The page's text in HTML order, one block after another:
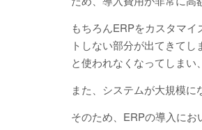
もちろんERPをカスタマ
トしない部分が出てきて
と使われなくなってしまい
また、システムが大規模に
そのため、ERPの導入にお